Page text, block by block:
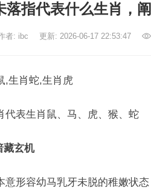
落指代表什么生肖，
者: ibc 更新: 2026-06-17 22:53:47
,生肖蛇,生肖虎
代表生肖鼠、马、虎、猴、蛇
藏玄机
意形容幼马乳牙未脱的稚嫩状